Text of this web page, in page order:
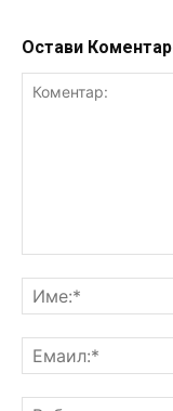
Остави Коментар